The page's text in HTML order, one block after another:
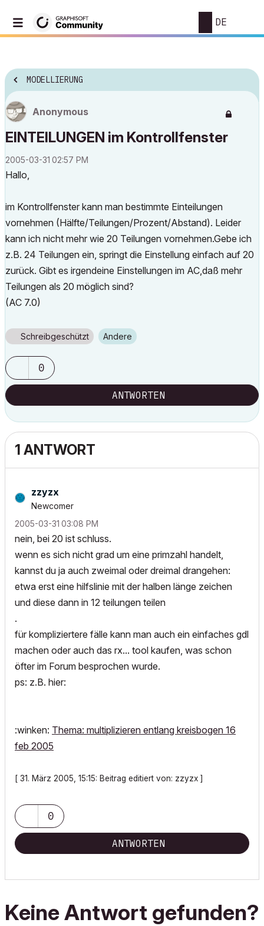
DE
MODELLIERUNG
Anonymous
EINTEILUNGEN im Kontrollfenster
‎2005-03-31 02:57 PM
Hallo,
im Kontrollfenster kann man bestimmte Einteilungen
vornehmen (Hälfte/Teilungen/Prozent/Abstand). Leider
kann ich nicht mehr wie 20 Teilungen vornehmen.Gebe ich
z.B. 24 Teilungen ein, springt die Einstellung einfach auf 20
zurück. Gibt es irgendeine Einstellungen im AC,daß mehr
Teilungen als 20 möglich sind?
(AC 7.0)
Schreibgeschützt Andere
0
ANTWORTEN
1 ANTWORT
zzyzx
Newcomer
‎2005-03-31 03:08 PM
nein, bei 20 ist schluss.
wenn es sich nicht grad um eine primzahl handelt,
kannst du ja auch zweimal oder dreimal drangehen:
etwa erst eine hilfslinie mit der halben länge zeichen
und diese dann in 12 teilungen teilen
.
für kompliziertere fälle kann man auch ein einfaches gdl
machen oder auch das rx... tool kaufen, was schon
öfter im Forum besprochen wurde.
ps: z.B. hier:
:winken: Thema: multiplizieren entlang kreisbogen 16
feb 2005
[ 31. März 2005, 15:15: Beitrag editiert von: zzyzx ]
0
ANTWORTEN
Keine Antwort gefunden?